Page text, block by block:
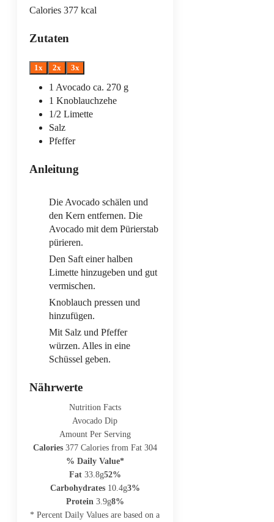
Calories 377 kcal
Zutaten
1x 2x 3x
1 Avocado ca. 270 g
1 Knoblauchzehe
1/2 Limette
Salz
Pfeffer
Anleitung
Die Avocado schälen und
den Kern entfernen. Die
Avocado mit dem Pürierstab
pürieren.
Den Saft einer halben
Limette hinzugeben und gut
vermischen.
Knoblauch pressen und
hinzufügen.
Mit Salz und Pfeffer
würzen. Alles in eine
Schüssel geben.
Nährwerte
Nutrition Facts
Avocado Dip
Amount Per Serving
Calories377 Calories from Fat 304
% Daily Value*
Fat33.8g52%
Carbohydrates10.4g3%
Protein 3.9g8%
* Percent Daily Values are based on a